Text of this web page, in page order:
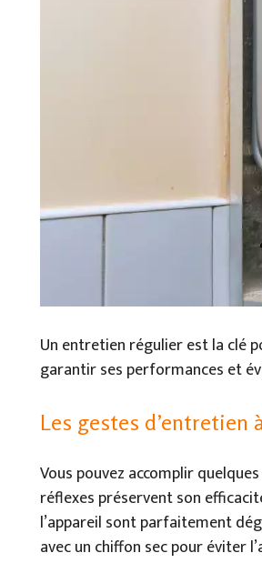
Un entretien régulier est la clé
garantir ses performances et
Les gestes
Vous pouvez accomplir
réflexes préservent son
l’appareil sont parfaitement
avec un chiffon sec pour éviter